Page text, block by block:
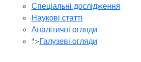
Спеціальні дослідження
Наукові статті
Аналітичні огляди
">Галузеві огляди